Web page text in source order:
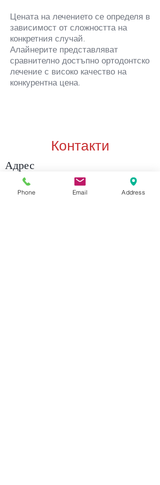
Цената на лечението се определя в
зависимост от сложността на
конкретния случай.
Алайнерите представляват
сравнително достъпно ортодонтско
лечение с високо качество на
конкурентна цена.
Контакти
Адрес
1618 София
бул. "Александър С. Пушкин" 39
Phone Email Address